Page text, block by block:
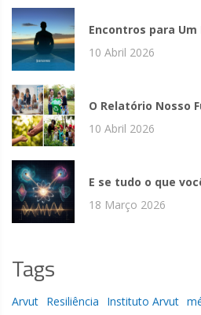
Encontros para
10 Abril 2026
O Relatório Nosso
10 Abril 2026
E se tudo o que
18 Março 2026
Tags
Arvut Resiliência Instituto Arvut